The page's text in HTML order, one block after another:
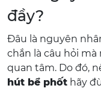
đầy?
Đâu là nguyên
chắn là câu hỏi
quan tâm. Do đó,
hút bể phốt hãy